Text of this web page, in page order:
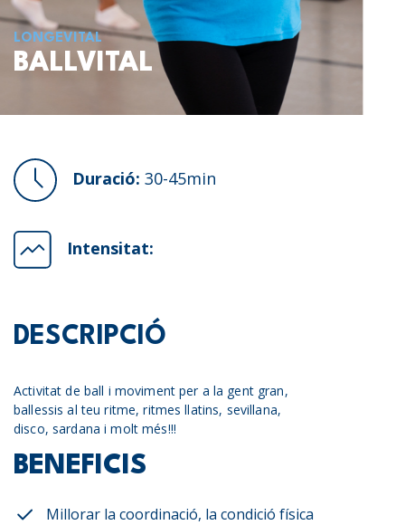
LONGEVITAL
BALLVITAL
Duració: 30-45min
Intensitat:
DESCRIPCIÓ
Activitat de ball i moviment per a la gent gran,
ballessis al teu ritme, ritmes llatins, sevillana,
disco, sardana i molt més!!!
BENEFICIS
Millorar la coordinació, la condició física